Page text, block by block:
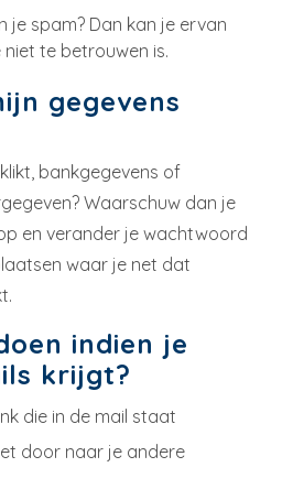
je spam? Dan kan je ervan
te betrouwen is.
gegevens
bankgegevens of
Waarschuw dan je
en verander je wachtwoord
waar je net dat
indien je
krijgt?
die in de mail staat
door naar je andere